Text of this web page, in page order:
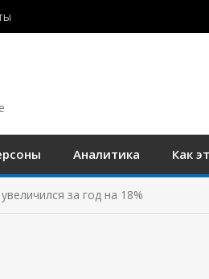
Аналитика Как
за год на 18%